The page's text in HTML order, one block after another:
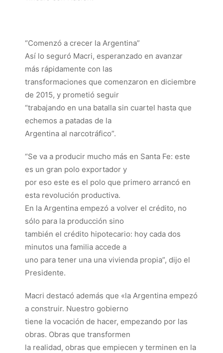
“Comenzó a crecer la Argentina”
Así lo seguró Macri, esperanzado en avanzar
más rápidamente con las
transformaciones que comenzaron en diciembre
de 2015, y prometió seguir
“trabajando en una batalla sin cuartel hasta que
echemos a patadas de la
Argentina al narcotráfico”.
“Se va a producir mucho más en Santa Fe: este
es un gran polo exportador y
por eso este es el polo que primero arrancó en
esta revolución productiva.
En la Argentina empezó a volver el crédito, no
sólo para la producción sino
también el crédito hipotecario: hoy cada dos
minutos una familia accede a
uno para tener una una vivienda propia”, dijo el
Presidente.
Macri destacó además que «la Argentina empezó
a construir. Nuestro gobierno
tiene la vocación de hacer, empezando por las
obras. Obras que transformen
la realidad, obras que empiecen y terminen en la